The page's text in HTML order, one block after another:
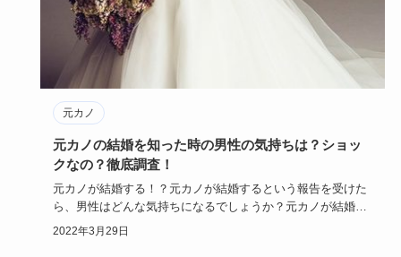
元カノ
元カノの結婚を知った時の男性の気持ちは？ショッ
クなの？徹底調査！
元カノが結婚する！？元カノが結婚するという報告を受けた
ら、男性はどんな気持ちになるでしょうか？元カノが結婚し
てショック？ま…
2022年3月29日